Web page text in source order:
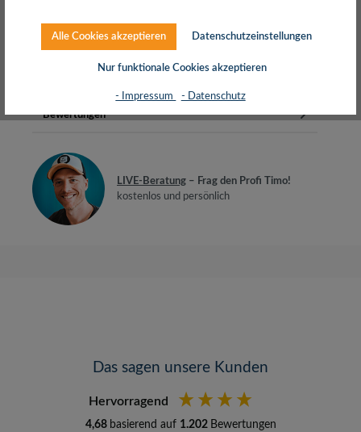
BiegeradiusGeeignet für 10-Gi…
Bewertungen
LIVE-Beratung – Frag den Profi Timo!
kostenlos und persönlich
Das sagen unsere Kunden
Hervorragend
4,68 basierend auf 1.202 Bewertungen
Alle Cookies akzeptieren Datenschutzeinstellungen
Nur funktionale Cookies akzeptieren
- Impressum - Datenschutz